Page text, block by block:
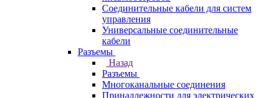
Соединительные кабели для систем
управления
Универсальные соединительные
кабели
Разъемы
Назад
Разъемы
Многоканальные соединения
Принадлежности для электрических